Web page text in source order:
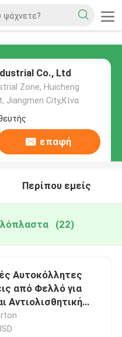
Co., Ltd
Zone, Huicheng
Jiangmen City,Κίνα
επαφή
Περίπου εμείς
(22)
Αυτοκόλλητες
από Φελλό για
Αντιολισθητική